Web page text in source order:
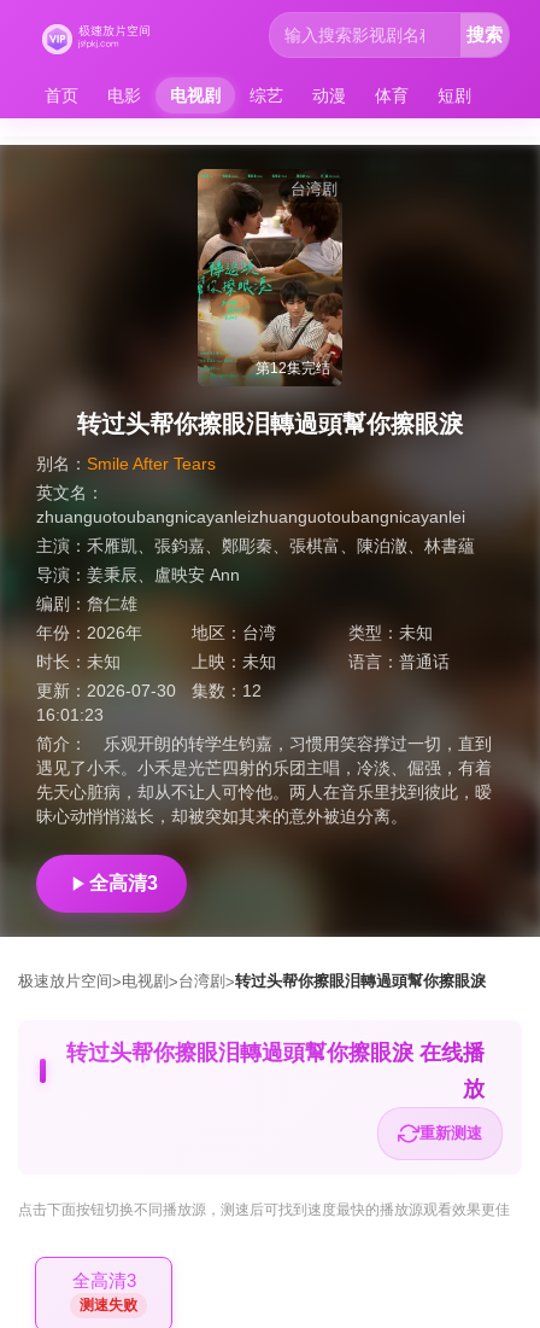
首页 电影 电视剧 综艺 动漫 体育 短剧
搜索
台湾剧
第12集完结
转过头帮你擦眼泪轉過頭幫你擦眼淚
别名： Smile After Tears
英文名：
zhuanguotoubangnicayanleizhuanguotoubangnicayanlei
主演： 禾雁凱 張鈞嘉 鄭彫秦 張棋富 陳泊澈
林書蘊
导演： 姜秉辰
盧映安 Ann
编剧： 詹仁雄
年份： 2026年 地区： 台湾 类型： 未知
时长： 未知 上映：未知 语言： 普通话
更新： 2026-07-30
16:01:23
集数： 12
简介：
乐观开朗的转学生钧嘉，习惯用笑容撑过一切，直到
遇见了小禾。小禾是光芒四射的乐团主唱，冷淡、倔强，有着
先天心脏病，却从不让人可怜他。两人在音乐里找到彼此，暧
昧心动悄悄滋长，却被突如其来的意外被迫分离。
全高清3
极速放片空间>电视剧 >台湾剧 >转过头帮你擦眼泪轉過頭幫你擦眼淚
转过头帮你擦眼泪轉過頭幫你擦眼淚 在线播
放
重新测速
点击下面按钮切换不同播放源 ，测速后可找到速度最快的播放源观看效果更佳
全高清3
测速失败